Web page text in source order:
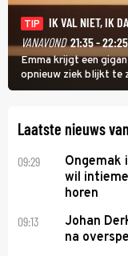
TIP
IK VAL NIET, IK
VANAVOND 21:35 - 22:25
Emma krijgt een
opnieuw ziek blijkt te
Ik Dans laat ze zien
Laatste nieuws
09:29
Ongemak
wil
horen
09:13
Johan
na